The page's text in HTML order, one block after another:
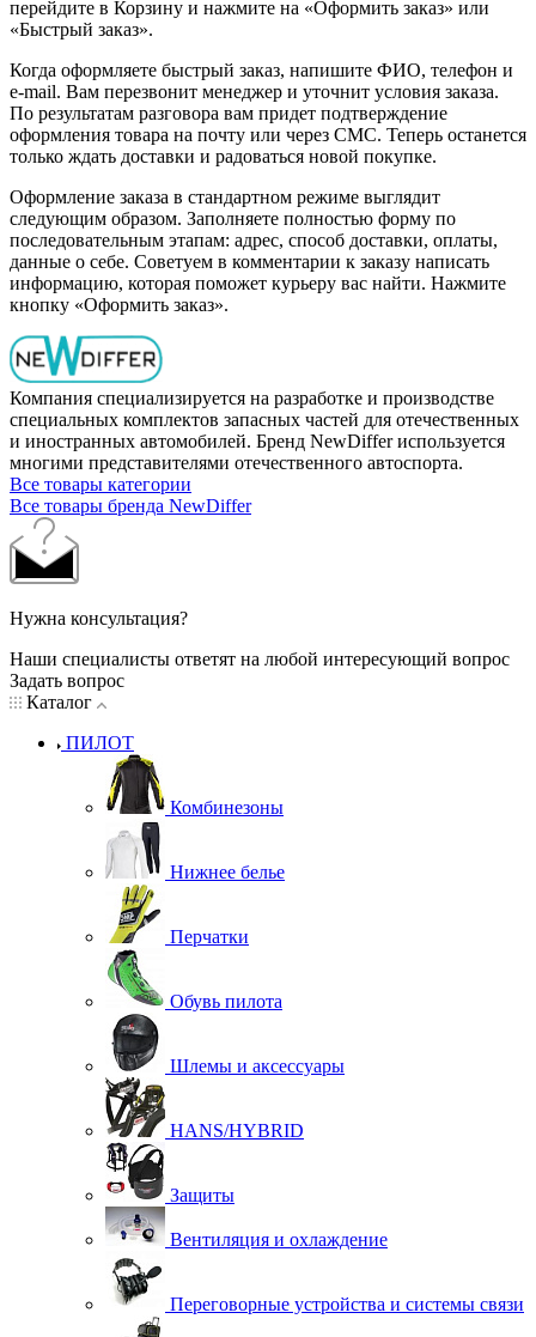
перейдите в Корзину и нажмите на «Оформить заказ» или
«Быстрый заказ».
Когда оформляете быстрый заказ, напишите ФИО, телефон и
e-mail. Вам перезвонит менеджер и уточнит условия заказа.
По результатам разговора вам придет подтверждение
оформления товара на почту или через СМС. Теперь останется
только ждать доставки и радоваться новой покупке.
Оформление заказа в стандартном режиме выглядит
следующим образом. Заполняете полностью форму по
последовательным этапам: адрес, способ доставки, оплаты,
данные о себе. Советуем в комментарии к заказу написать
информацию, которая поможет курьеру вас найти. Нажмите
кнопку «Оформить заказ».
Компания специализируется на разработке и производстве
специальных комплектов запасных частей для отечественных
и иностранных автомобилей. Бренд NewDiffer используется
многими представителями отечественного автоспорта.
Все товары категории
Все товары бренда NewDiffer
Нужна консультация?
Наши специалисты ответят на любой интересующий вопрос
Задать вопрос
Каталог
ПИЛОТ
Комбинезоны
Нижнее белье
Перчатки
Обувь пилота
Шлемы и аксессуары
HANS/HYBRID
Защиты
Вентиляция и охлаждение
Переговорные устройства и системы связи